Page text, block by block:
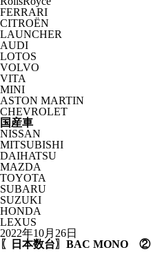
FERRARI
CITROËN
LAUNCHER
AUDI
LOTOS
VOLVO
VITA
MINI
ASTON MARTIN
CHEVROLET
国産車
NISSAN
MITSUBISHI
DAIHATSU
MAZDA
TOYOTA
SUBARU
SUZUKI
HONDA
LEXUS
2022年10月26日
〖日本数台〗BAC MONO ②